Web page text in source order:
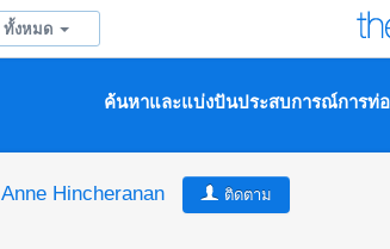
ทั้งหมด
ค้นหาและแบ่งปันประสบการณ์การท่อ
Anne Hincheranan
ติดตาม